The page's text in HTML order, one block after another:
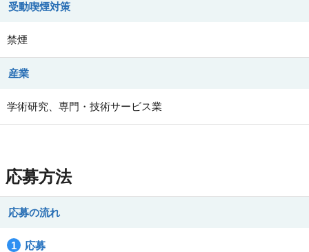
受動喫煙対策
禁煙
産業
学術研究、専門・技術サービス業
応募方法
応募の流れ
応募